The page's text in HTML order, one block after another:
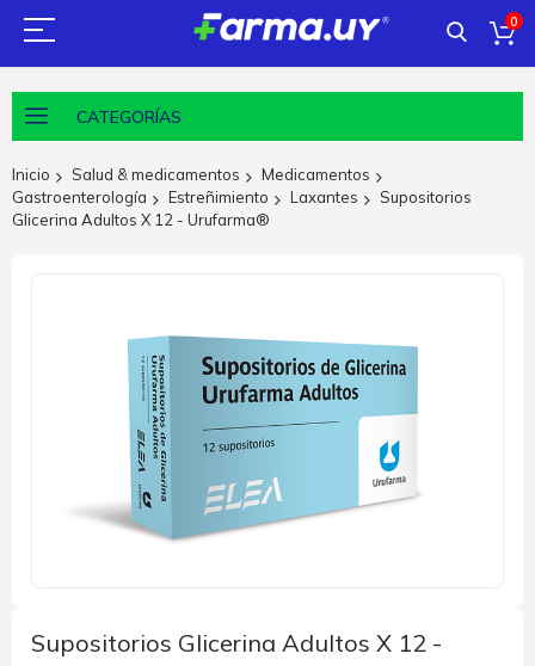
0
CATEGORÍAS
Inicio Salud & medicamentos
Medicamentos
Gastroenterología
Estreñimiento Laxantes
Supositorios
Glicerina Adultos X 12 - Urufarma®
comienzo
de
Supositorios Glicerina Adultos X 12 -